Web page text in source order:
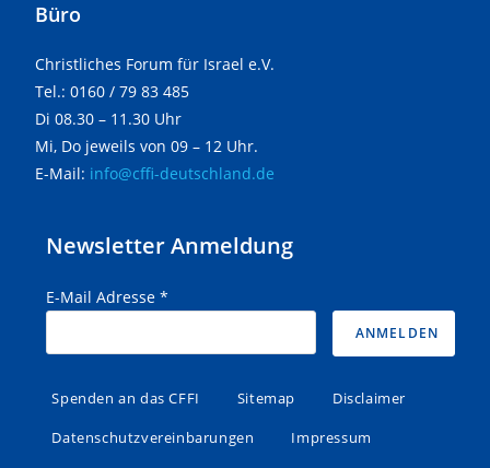
Büro
Christliches Forum für Israel e.V.
Tel.: 0160 / 79 83 485
Di 08.30 – 11.30 Uhr
Mi, Do jeweils von 09 – 12 Uhr.
E-Mail: info@cffi-deutschland.de
Newsletter Anmeldung
E-Mail Adresse*
Spenden an das CFFI Sitemap
Disclaimer
Datenschutzvereinbarungen
Impressum